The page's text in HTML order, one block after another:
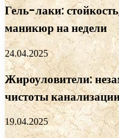
Гель-лаки:
маникюр на недели
24.04.2025
Жироуловители:
чистоты
19.04.2025